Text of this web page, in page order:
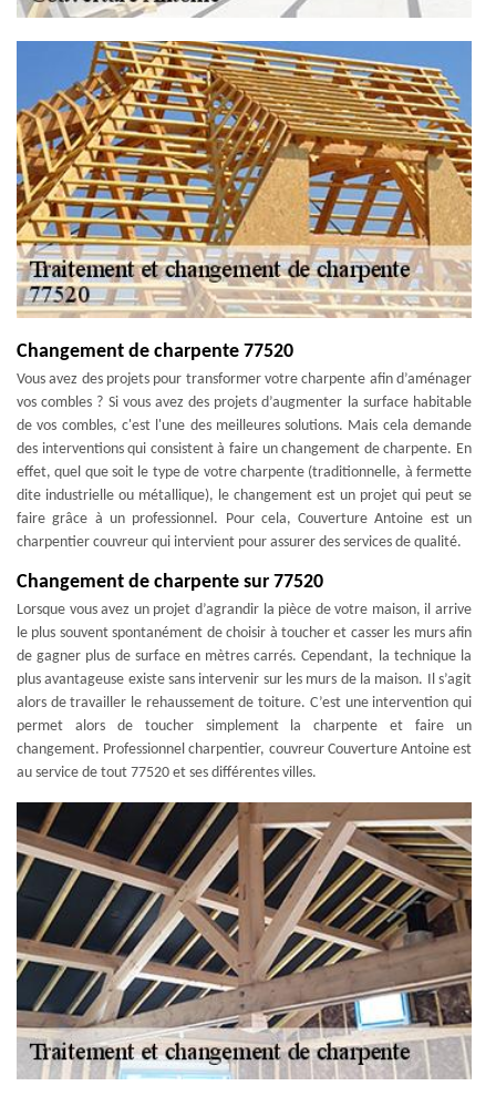
Changement de charpente 77520
Vous avez des projets pour transformer votre charpente afin d’aménager
vos combles ? Si vous avez des projets d’augmenter la surface habitable
de vos combles, c'est l'une des meilleures solutions. Mais cela demande
des interventions qui consistent à faire un changement de charpente. En
effet, quel que soit le type de votre charpente (traditionnelle, à fermette
dite industrielle ou métallique), le changement est un projet qui peut se
faire grâce à un professionnel. Pour cela, Couverture Antoine est un
charpentier couvreur qui intervient pour assurer des services de qualité.
Changement de charpente sur 77520
Lorsque vous avez un projet d’agrandir la pièce de votre maison, il arrive
le plus souvent spontanément de choisir à toucher et casser les murs afin
de gagner plus de surface en mètres carrés. Cependant, la technique la
plus avantageuse existe sans intervenir sur les murs de la maison. Il s’agit
alors de travailler le rehaussement de toiture. C’est une intervention qui
permet alors de toucher simplement la charpente et faire un
changement. Professionnel charpentier, couvreur Couverture Antoine est
au service de tout 77520 et ses différentes villes.